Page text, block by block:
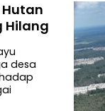
Hilang
desa